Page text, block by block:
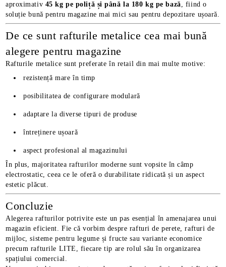
aproximativ 45 kg pe poliță și până la 180 kg pe bază, fiind o
soluție bună pentru magazine mai mici sau pentru depozitare ușoară.
De ce sunt rafturile metalice cea mai bună
alegere pentru magazine
Rafturile metalice sunt preferate în retail din mai multe motive:
rezistență mare în timp
posibilitatea de configurare modulară
adaptare la diverse tipuri de produse
întreținere ușoară
aspect profesional al magazinului
În plus, majoritatea rafturilor moderne sunt vopsite în câmp
electrostatic, ceea ce le oferă o durabilitate ridicată și un aspect
estetic plăcut.
Concluzie
Alegerea rafturilor potrivite este un pas esențial în amenajarea unui
magazin eficient. Fie că vorbim despre rafturi de perete, rafturi de
mijloc, sisteme pentru legume și fructe sau variante economice
precum rafturile LITE, fiecare tip are rolul său în organizarea
spațiului comercial.